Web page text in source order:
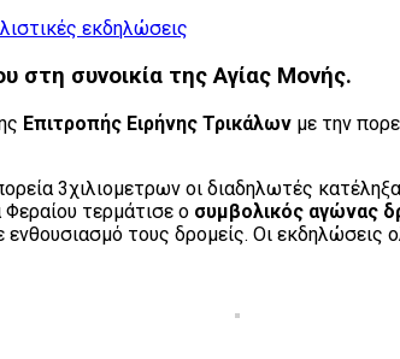
στη συνοικία της Αγίας Μονής.
Επιτροπής Ειρήνης Τρικάλων με την
3χιλιομετρων οι διαδηλωτές
τερμάτισε ο συμβολικός αγώνας
τους δρομείς. Οι εκδηλώσεις